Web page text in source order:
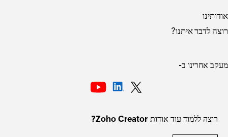
אודותינו
רוצה לדבר איתנו?
מעקב אחרינו ב-
רוצה ללמוד עוד אודות Zoho Creator?